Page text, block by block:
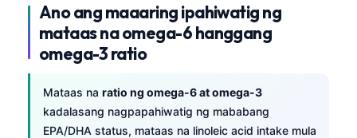
Ano ang maaaring ipahiwatig ng
mataas na omega-6 hanggang
omega-3 ratio
Mataas na ratio ng omega-6 at omega-3
kadalasang nagpapahiwatig ng mababang
EPA/DHA status, mataas na linoleic acid intake mula